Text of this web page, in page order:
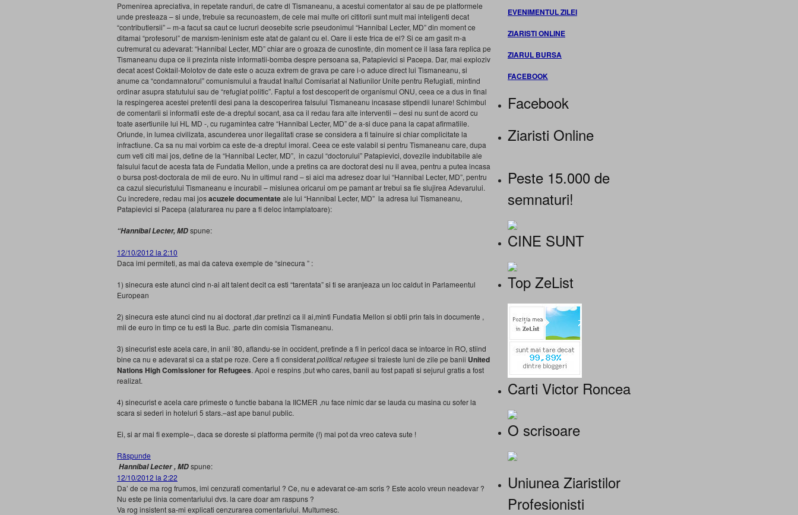
Pomenirea apreciativa, in repetate randuri, de catre dl Tismaneanu, a acestui comentator al sau de pe platformele
unde presteaza – si unde, trebuie sa recunoastem, de cele mai multe ori cititorii sunt mult mai inteligenti decat
“contributlersii” – m-a facut sa caut ce lucruri deosebite scrie pseudonimul “Hannibal Lecter, MD” din moment ce
ditamai “profesorul” de marxism-leninism este atat de galant cu el. Oare ii este frica de el? Si ce am gasit m-a
cutremurat cu adevarat: “Hannibal Lecter, MD” chiar are o groaza de cunostinte, din moment ce il lasa fara replica pe
Tismaneanu dupa ce ii prezinta niste informatii-bomba despre persoana sa, Patapievici si Pacepa. Dar, mai exploziv
decat acest Coktail-Molotov de date este o acuza extrem de grava pe care i-o aduce direct lui Tismaneanu, si
anume ca “condamnatorul” comunismului a fraudat Inaltul Comisariat al Natiunilor Unite pentru Refugiati, mintind
ordinar asupra statutului sau de “refugiat politic”. Faptul a fost descoperit de organismul ONU, ceea ce a dus in final
la respingerea acestei pretentii desi pana la descoperirea falsului Tismaneanu incasase stipendii lunare! Schimbul
de comentarii si informatii este de-a dreptul socant, asa ca il redau fara alte interventii – desi nu sunt de acord cu
toate asertiunile lui HL MD -, cu rugamintea catre “Hannibal Lecter, MD” de a-si duce pana la capat afirmatiile.
Oriunde, in lumea civilizata, ascunderea unor ilegalitati crase se considera a fi tainuire si chiar complicitate la
infractiune. Ca sa nu mai vorbim ca este de-a dreptul imoral. Ceea ce este valabil si pentru Tismaneanu care, dupa
cum veti citi mai jos, detine de la “Hannibal Lecter, MD”, in cazul “doctorului” Patapievici, dovezile indubitabile ale
falsului facut de acesta fata de Fundatia Mellon, unde a pretins ca are doctorat desi nu il avea, pentru a putea incasa
o bursa post-doctorala de mii de euro. Nu in ultimul rand – si aici ma adresez doar lui “Hannibal Lecter, MD”, pentru
ca cazul siecuristului Tismaneanu e incurabil – misiunea oricarui om pe pamant ar trebui sa fie slujirea Adevarului.
Cu incredere, redau mai josacuzeledocumentateale lui “Hannibal Lecter, MD” la adresa lui Tismaneanu,
Patapievici si Pacepa (alaturarea nu pare a fi deloc intamplatoare):
“Hannibal Lecter, MDspune:
12/10/2012 la 2:10
Daca imi permiteti, as mai da cateva exemple de “sinecura ” :
1) sinecura este atunci cind n-ai alt talent decit ca esti “tarentata” si ti se aranjeaza un loc caldut in Parlameentul
European
2) sinecura este atunci cind nu ai doctorat ,dar pretinzi ca il ai,minti Fundatia Mellon si obtii prin fals in documente ,
mii de euro in timp ce tu esti la Buc. ,parte din comisia Tismaneanu.
3) sinecurist este acela care, in anii ’80, aflandu-se in occident, pretinde a fi in pericol daca se intoarce in RO, stiind
bine ca nu e adevarat si ca a stat pe roze. Cere a fi consideratpolitical refugeesi traieste luni de zile pe banii United
Nations High Comissioner for Refugees. Apoi e respins ,but who cares, banii au fost papati si sejurul gratis a fost
realizat.
4) sinecurist e acela care primeste o functie babana la IICMER ,nu face nimic dar se lauda cu masina cu sofer la
scara si sederi in hoteluri 5 stars.–ast ape banul public.
Ei, si ar mai fi exemple–, daca se doreste si platforma permite (!) mai pot da vreo cateva sute !
Răspunde
Hannibal Lecter , MDspune:
12/10/2012 la 2:22
Da’ de ce ma rog frumos, imi cenzurati comentariul ? Ce, nu e adevarat ce-am scris ? Este acolo vreun neadevar ?
Nu este pe linia comentariului dvs. la care doar am raspuns ?
Va rog insistent sa-mi explicati cenzurarea comentariului. Multumesc.
EVENIMENTUL ZILEI
ZIARISTI ONLINE
ZIARUL BURSA
FACEBOOK
Facebook
Ziaristi Online
Peste 15.000 de
semnaturi!
CINE SUNT
Top ZeList
Carti Victor Roncea
O scrisoare
Uniunea Ziaristilor
Profesionisti